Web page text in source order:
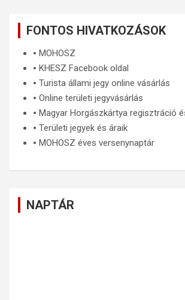
FONTOS HIVATKOZÁSOK
🞄 MOHOSZ
🞄 KHESZ Facebook oldal
🞄 Turista állami jegy online vásárlás
🞄 Online területi jegyvásárlás
🞄 Magyar Horgászkártya regisztráció
🞄 Területi jegyek és áraik
🞄 MOHOSZ éves versenynaptár
NAPTÁR